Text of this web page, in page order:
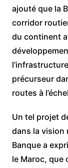
ajouté que la
corridor
du continent
précurseur
routes à
Un tel projet
dans la vision
Banque a
le Maroc, que